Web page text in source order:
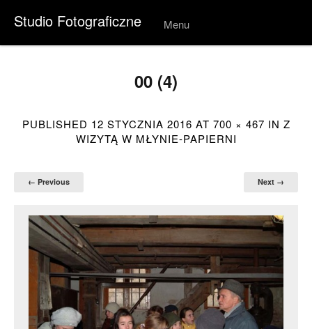
Studio Fotograficzne Menu
Skip to
00 (4)
PUBLISHED 12 STYCZNIA 2016 AT 700 × 467 IN Z
WIZYTĄ W MŁYNIE-PAPIERNI
← Previous Next →